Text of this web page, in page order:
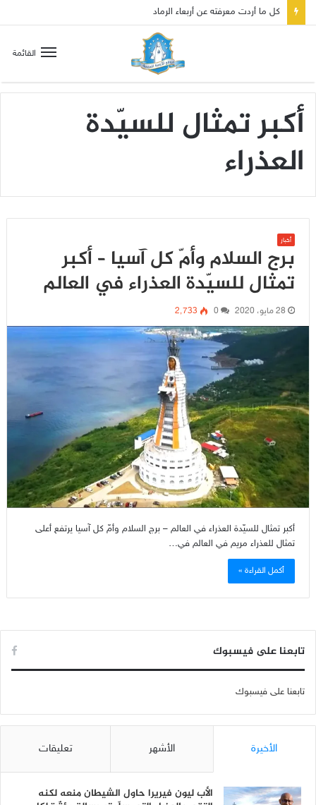
كل ما أردت معرفته عن أربعاء الرماد
القائمة
أكبر تمثال للسيّدة
العذراء
أخبار
برج السلام وأمّ كل آسيا – أكبر
تمثال للسيّدة العذراء في العالم
28 مايو، 2020 0 2٬733
أكبر تمثال للسيّدة العذراء في العالم – برج السلام وأمّ كل آسيا يرتفع أعلى
تمثال للعذراء مريم في العالم في…
أكمل القراءة »
تابعنا على فيسبوك
تابعنا على فيسبوك
الأخيرة الأشهر تعليقات
الأب ليون فيريرا حاول الشيطان منعه لكنه